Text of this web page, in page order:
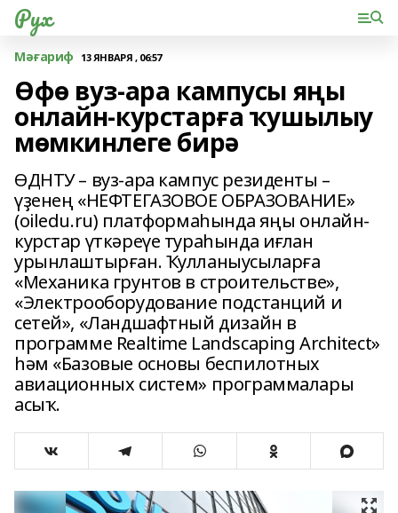
Рух
Мәғариф 13 ЯНВАРЯ , 06:57
Өфө вуз-ара кампусы яңы
онлайн-курстарға ҡушылыу
мөмкинлеге бирә
ӨДНТУ – вуз-ара кампус резиденты –
үҙенең «НЕФТЕГАЗОВОЕ ОБРАЗОВАНИЕ»
(oiledu.ru) платформаһында яңы онлайн-
курстар үткәреүе тураһында иғлан
урынлаштырған. Ҡулланыусыларға
«Механика грунтов в строительстве»,
«Электрооборудование подстанций и
сетей», «Ландшафтный дизайн в
программе Realtime Landscaping Architect»
һәм «Базовые основы беспилотных
авиационных систем» программалары
асыҡ.